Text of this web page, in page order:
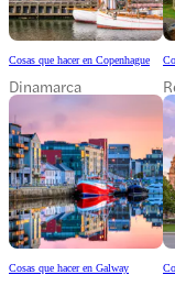
Cosas que hacer en Copenhague
Dinamarca
Cosas que hacer en Galway